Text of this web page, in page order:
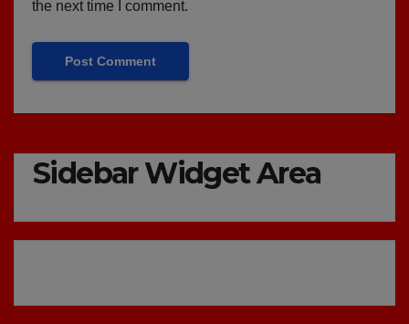
the next time I comment.
Sidebar Widget Area